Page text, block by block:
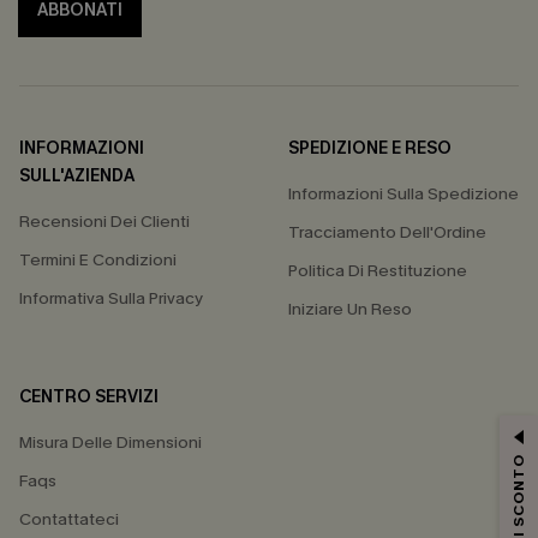
ABBONATI
INFORMAZIONI
SULL'AZIENDA
Recensioni Dei Clienti
Termini E Condizioni
Informativa Sulla Privacy
SPEDIZIONE E RESO
Informazioni Sulla Spedizione
Tracciamento Dell'Ordine
Politica Di Restituzione
Iniziare Un Reso
CENTRO SERVIZI
Misura Delle Dimensioni
Faqs
Contattateci